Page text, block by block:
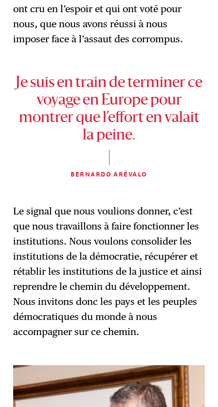
ont cru en l’espoir et qui ont voté pour
nous, que nous avons réussi à nous
imposer face à l’assaut des corrompus.
Je suis en train de terminer ce
voyage en Europe pour
montrer que l’effort en valait
la peine.
BERNARDO ARÉVALO
Le signal que nous voulions donner, c’est
que nous travaillons à faire fonctionner les
institutions. Nous voulons consolider les
institutions de la démocratie, récupérer et
rétablir les institutions de la justice et ainsi
reprendre le chemin du développement.
Nous invitons donc les pays et les peuples
démocratiques du monde à nous
accompagner sur ce chemin.